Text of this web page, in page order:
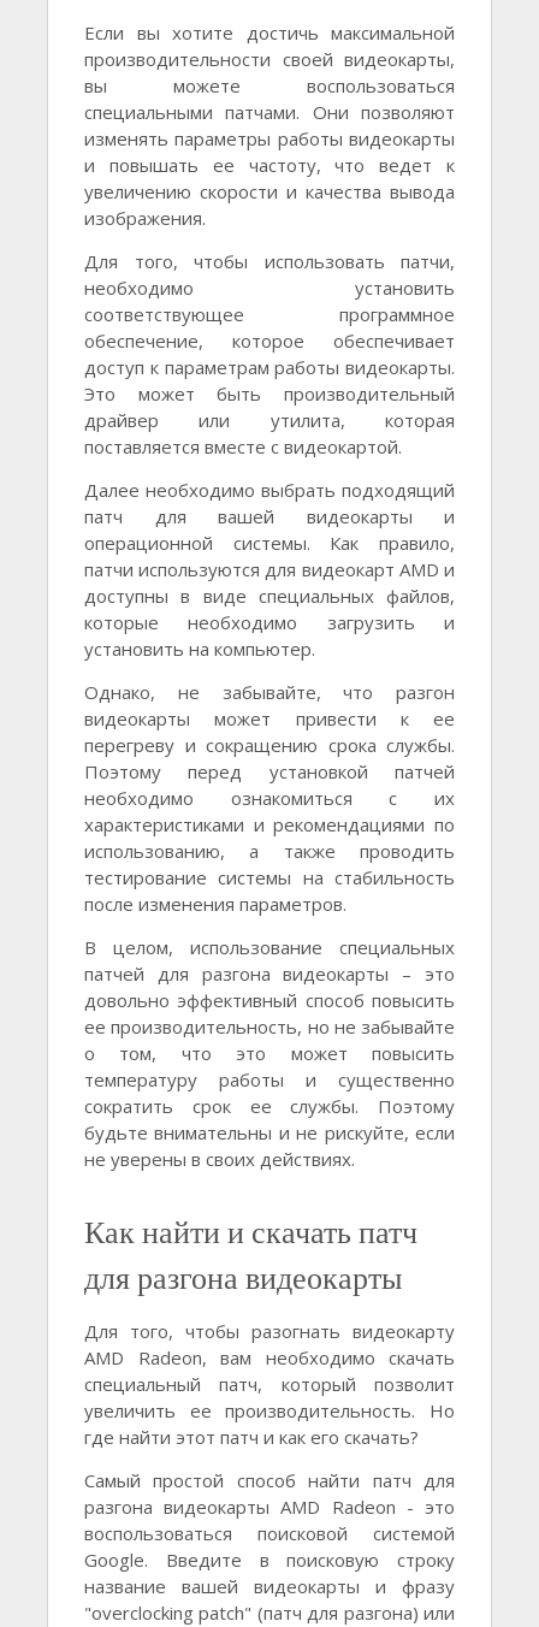
Если вы хотите достичь максимальной
производительности своей видеокарты,
вы можете воспользоваться
специальными патчами. Они позволяют
изменять параметры работы видеокарты
и повышать ее частоту, что ведет к
увеличению скорости и качества вывода
изображения.
Для того, чтобы использовать патчи,
необходимо установить
соответствующее программное
обеспечение, которое обеспечивает
доступ к параметрам работы видеокарты.
Это может быть производительный
драйвер или утилита, которая
поставляется вместе с видеокартой.
Далее необходимо выбрать подходящий
патч для вашей видеокарты и
операционной системы. Как правило,
патчи используются для видеокарт AMD и
доступны в виде специальных файлов,
которые необходимо загрузить и
установить на компьютер.
Однако, не забывайте, что разгон
видеокарты может привести к ее
перегреву и сокращению срока службы.
Поэтому перед установкой патчей
необходимо ознакомиться с их
характеристиками и рекомендациями по
использованию, а также проводить
тестирование системы на стабильность
после изменения параметров.
В целом, использование специальных
патчей для разгона видеокарты – это
довольно эффективный способ повысить
ее производительность, но не забывайте
о том, что это может повысить
температуру работы и существенно
сократить срок ее службы. Поэтому
будьте внимательны и не рискуйте, если
не уверены в своих действиях.
Как найти и скачать патч
для разгона видеокарты
Для того, чтобы разогнать видеокарту
AMD Radeon, вам необходимо скачать
специальный патч, который позволит
увеличить ее производительность. Но
где найти этот патч и как его скачать?
Самый простой способ найти патч для
разгона видеокарты AMD Radeon - это
воспользоваться поисковой системой
Google. Введите в поисковую строку
название вашей видеокарты и фразу
"overclocking patch" (патч для разгона) или